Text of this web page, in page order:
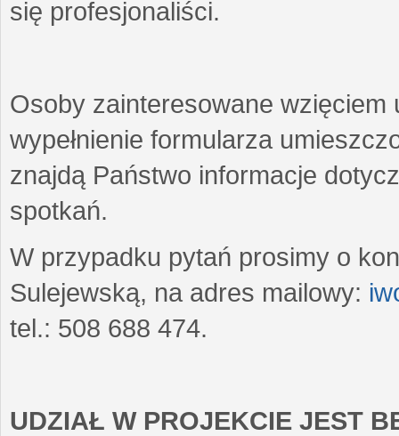
się profesjonaliści.
Osoby zainteresowane wzięciem
wypełnienie formularza
znajdą Państwo informacje
spotkań.
W przypadku pytań prosimy o
Sulejewską, na adres mailowy:
tel.: 508 688 474.
UDZIAŁ W PROJEKCIE JEST